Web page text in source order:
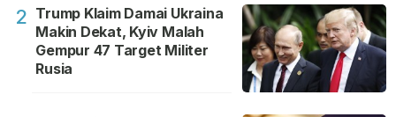
2 Trump Klaim Damai Ukraina
Makin Dekat, Kyiv Malah
Gempur 47 Target Militer
Rusia